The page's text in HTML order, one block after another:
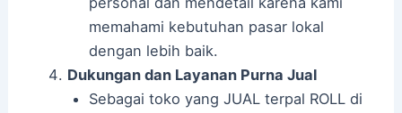
memahami kebutuhan pasar lokal
dengan lebih baik.
Dukungan dan Layanan Purna Jual
Sebagai toko yang JUAL terpal ROLL di